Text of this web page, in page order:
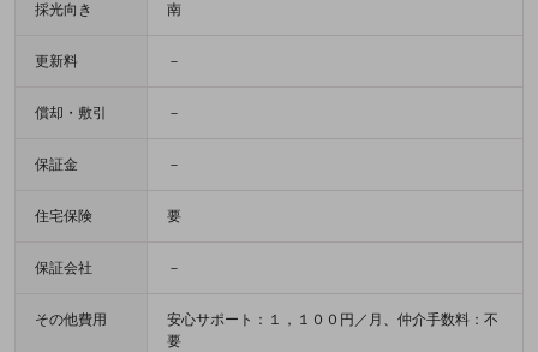
採光向き 南
更新料 －
償却・敷引 －
保証金 －
住宅保険 要
保証会社 －
その他費用
安心サポート：１，１００円／月、仲介手数料：不
要